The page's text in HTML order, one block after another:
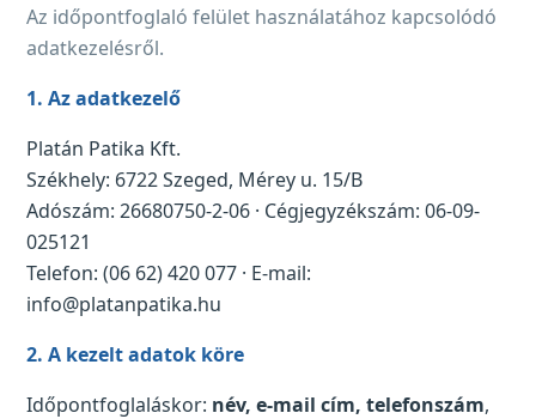
Az időpontfoglaló felület használatához kapcsolódó
adatkezelésről.
1. Az adatkezelő
Platán Patika Kft.
Székhely: 6722 Szeged, Mérey u. 15/B
Adószám: 26680750-2-06 · Cégjegyzékszám: 06-09-
025121
Telefon: (06 62) 420 077 · E-mail:
info@platanpatika.hu
2. A kezelt adatok köre
Időpontfoglaláskor: név, e-mail cím, telefonszám,